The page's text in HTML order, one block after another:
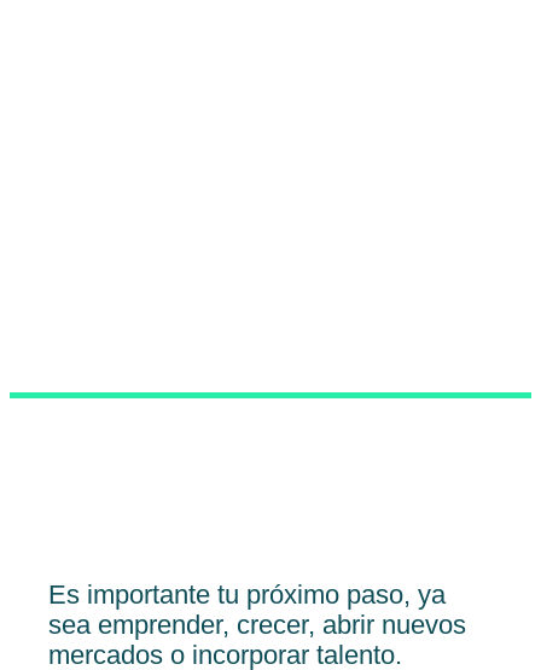
Es importante tu próximo paso, ya
sea emprender, crecer, abrir nuevos
mercados o incorporar talento.